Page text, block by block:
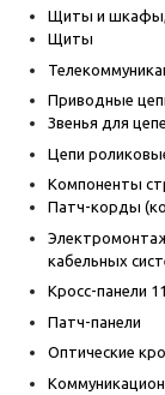
Щиты и
Щиты
Приводные
Звенья для
Цепи
Компоненты
Патч-корды
кабельных
Кросс-панели
Патч-панели
Оптические